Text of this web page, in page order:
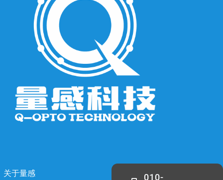
关于量感
010-